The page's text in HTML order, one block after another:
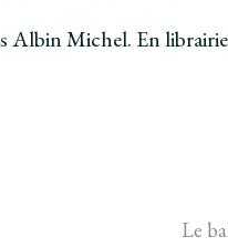
Albin Michel. En
Le